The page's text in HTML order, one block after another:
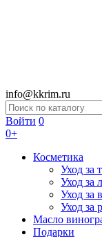
info@kkrim.ru
Войти 0
0+
Косметика
Уход за
Уход за
Уход за
Уход за
Масло
Подарки